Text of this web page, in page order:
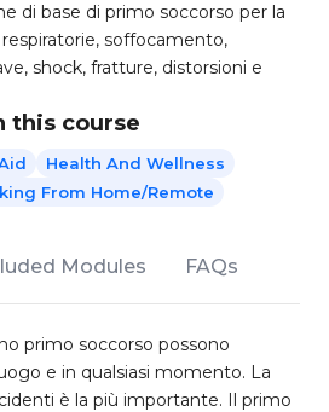
di base di primo soccorso per la
soffocamento,
shock, fratture, distorsioni e
this course
Health And Wellness
From Home/Remote
Modules FAQs
primo soccorso possono
e in qualsiasi momento. La
è la più importante. Il primo